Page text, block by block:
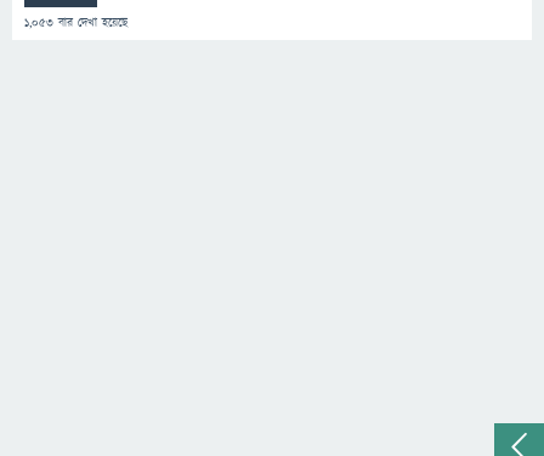
1,053 বার দেখা হয়েছে